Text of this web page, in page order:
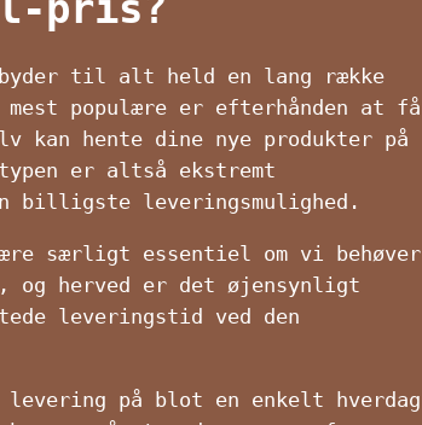
til alt held en lang række
populære er efterhånden at få
kan hente dine nye produkter på
er altså ekstremt
billigste leveringsmulighed.
særligt essentiel om vi behøver
og herved er det øjensynligt
leveringstid ved den
på blot en enkelt hverdag